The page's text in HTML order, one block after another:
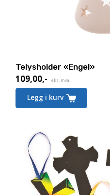
Telysholder «Engel»
109,00,- eks. mva.
Legg i kurv